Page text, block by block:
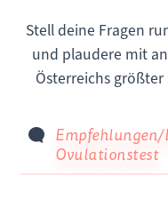
Stell deine Fragen
und plaudere mit
Österreichs
Ovulationstest